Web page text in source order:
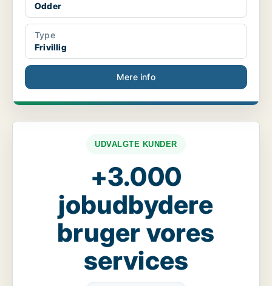
Odder
Type
Frivillig
Mere info
UDVALGTE KUNDER
+3.000
jobudbydere
bruger vores
services